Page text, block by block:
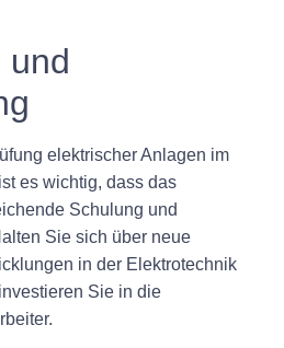
und
elektrischer Anlagen im
es wichtig, dass das
Schulung und
Sie sich über neue
in der Elektrotechnik
Sie in die